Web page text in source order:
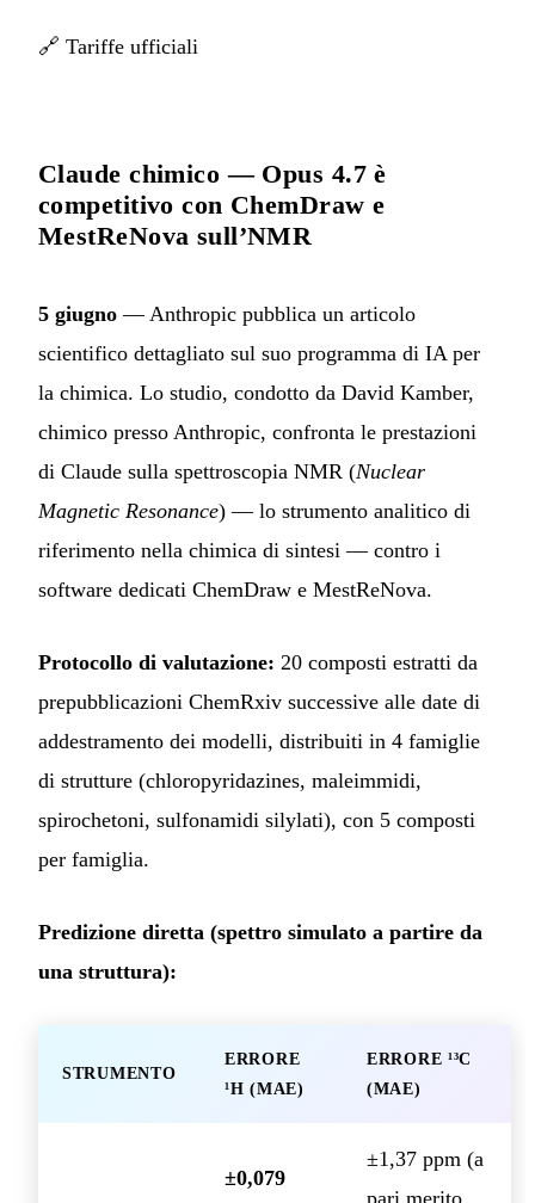
🔗 Tariffe ufficiali
Claude chimico — Opus 4.7 è
competitivo con ChemDraw e
MestReNova sull’NMR
5 giugno — Anthropic pubblica un articolo
scientifico dettagliato sul suo programma di IA per
la chimica. Lo studio, condotto da David Kamber,
chimico presso Anthropic, confronta le prestazioni
di Claude sulla spettroscopia NMR (Nuclear
Magnetic Resonance) — lo strumento analitico di
riferimento nella chimica di sintesi — contro i
software dedicati ChemDraw e MestReNova.
Protocollo di valutazione: 20 composti estratti da
prepubblicazioni ChemRxiv successive alle date di
addestramento dei modelli, distribuiti in 4 famiglie
di strutture (chloropyridazines, maleimmidi,
spirochetoni, sulfonamidi silylati), con 5 composti
per famiglia.
Predizione diretta (spettro simulato a partire da
una struttura):
STRUMENTO
ERRORE
¹H (MAE)
ERRORE ¹³C
(MAE)
±0,079
±1,37 ppm (a
pari merito